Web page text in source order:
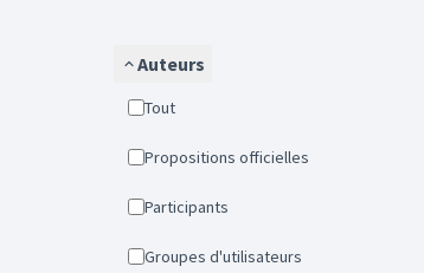
Auteurs
Tout
Propositions officielles
Participants
Groupes d'utilisateurs